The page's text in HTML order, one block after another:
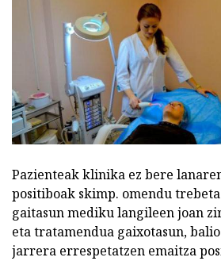
Pazienteak klinika ez bere
positiboak skimp. omendu
gaitasun mediku langileen joan
eta tratamendua gaixotasun,
jarrera errespetatzen emaitza